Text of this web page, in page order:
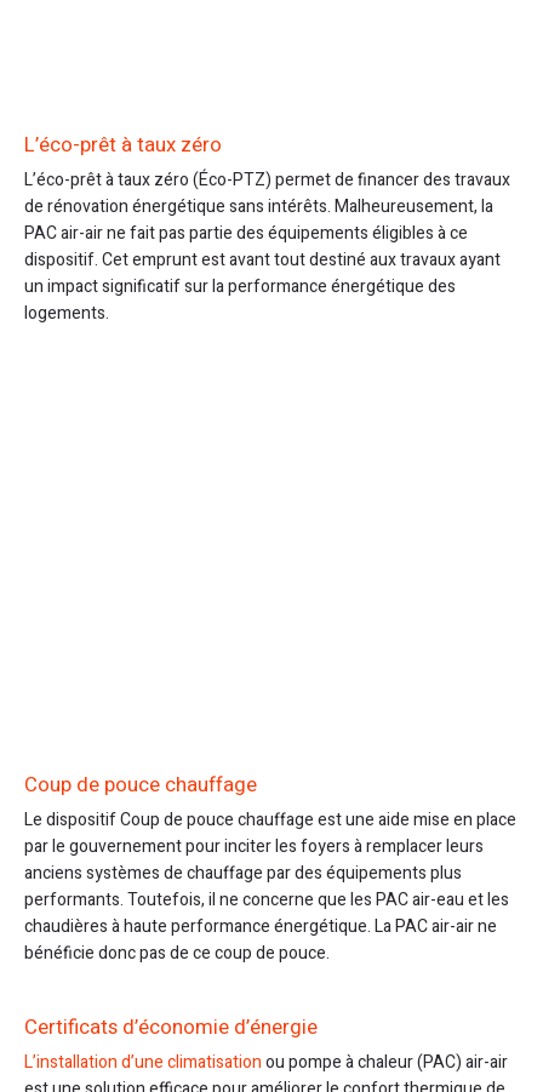
L’éco-prêt à taux zéro
L’éco-prêt à taux zéro (Éco-PTZ) permet de financer des travaux
de rénovation énergétique sans intérêts. Malheureusement, la
PAC air-air ne fait pas partie des équipements éligibles à ce
dispositif. Cet emprunt est avant tout destiné aux travaux ayant
un impact significatif sur la performance énergétique des
logements.
Coup de pouce chauffage
Le dispositif Coup de pouce chauffage est une aide mise en place
par le gouvernement pour inciter les foyers à remplacer leurs
anciens systèmes de chauffage par des équipements plus
performants. Toutefois, il ne concerne que les PAC air-eau et les
chaudières à haute performance énergétique. La PAC air-air ne
bénéficie donc pas de ce coup de pouce.
Certificats d’économie d’énergie
L’installation d’une climatisationou pompe à chaleur (PAC) air-air